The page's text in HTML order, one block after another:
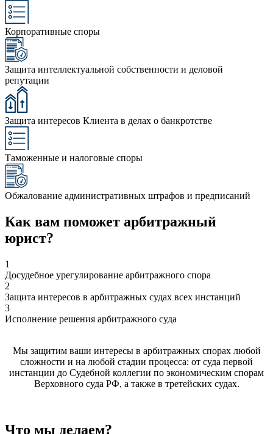
Корпоративные споры
Защита интеллектуальной собственности и деловой
репутации
Защита интересов Клиента в делах о банкротстве
Таможенные и налоговые споры
Обжалование административных штрафов и предписаний
Как вам поможет арбитражный
юрист?
1
Досудебное урегулирование арбитражного спора
2
Защита интересов в арбитражных судах всех инстанций
3
Исполнение решения арбитражного суда
Мы защитим ваши интересы в арбитражных спорах любой
сложности и на любой стадии процесса: от суда первой
инстанции до Судебной коллегии по экономическим спорам
Верховного суда РФ, а также в третейских судах.
Что мы делаем?